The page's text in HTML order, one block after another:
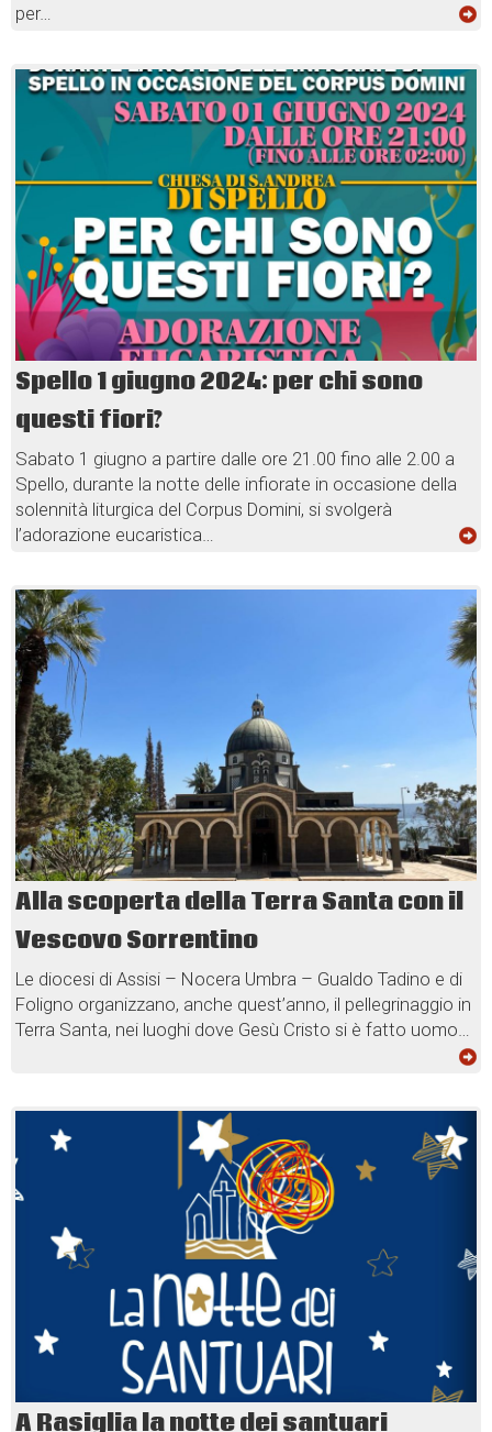
per…
Spello 1 giugno 2024: per chi sono
questi fiori?
Sabato 1 giugno a partire dalle ore 21.00 fino alle 2.00 a
Spello, durante la notte delle infiorate in occasione della
solennità liturgica del Corpus Domini, si svolgerà
l’adorazione eucaristica…
Alla scoperta della Terra Santa con il
Vescovo Sorrentino
Le diocesi di Assisi – Nocera Umbra – Gualdo Tadino e di
Foligno organizzano, anche quest’anno, il pellegrinaggio in
Terra Santa, nei luoghi dove Gesù Cristo si è fatto uomo…
A Rasiglia la notte dei santuari